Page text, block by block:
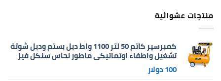
منتجات عشوائية
كمبرسير كاتم 50 لتر 1100 واط دبل بستم ودبل شوتة
تشغيل واطفاء اوتماتيكي ماطور نحاس سنكل فيز
100دولار